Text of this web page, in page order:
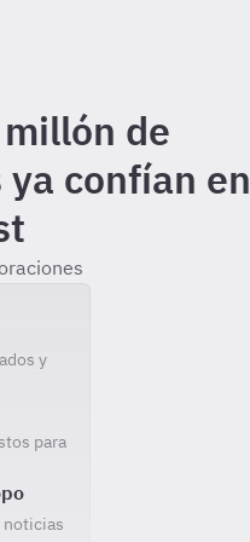
de
confían en
al registrarte
y
para
noticias